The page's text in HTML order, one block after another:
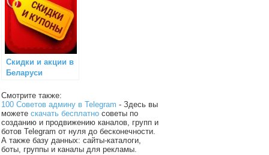
Скидки и акции в
Беларуси
Смотрите также:
100 Советов админу в Telegram - Здесь вы
можетескачать бесплатно советы по
созданию и продвижению каналов, групп и
ботов Telegram от нуля до бесконечности.
А также базу данных: сайты-каталоги,
боты, группы и каналы для рекламы.